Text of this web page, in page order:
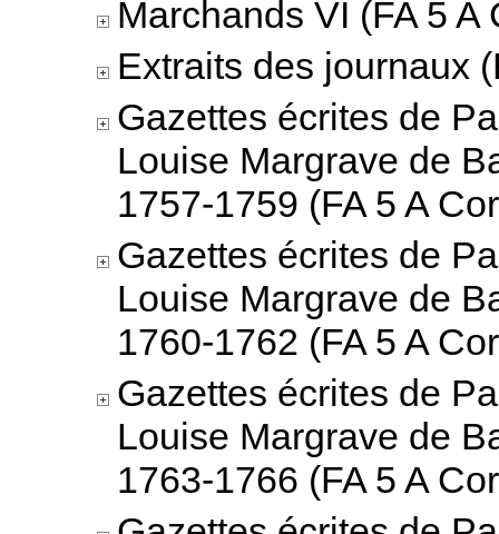
Marchands VI (FA 5 A
Extraits des journaux
Gazettes écrites de
Louise Margrave de
1757-1759 (FA 5 A
Gazettes écrites de
Louise Margrave de
1760-1762 (FA 5 A
Gazettes écrites de
Louise Margrave de
1763-1766 (FA 5 A